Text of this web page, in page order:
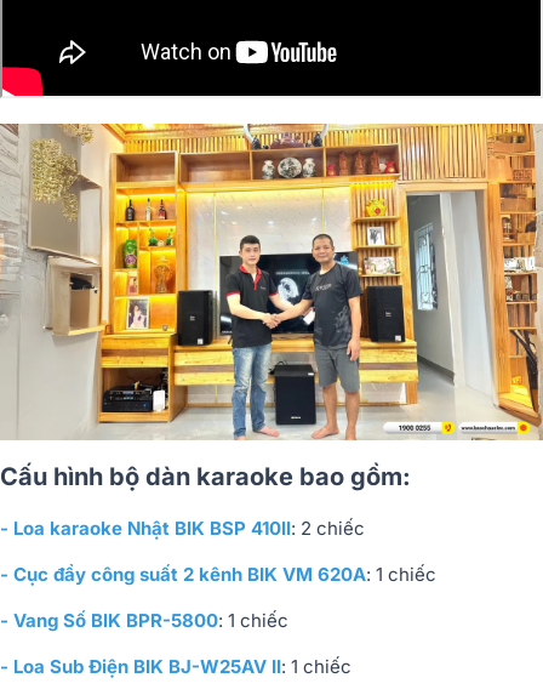
Cấu hình bộ dàn karaoke bao gồm:
- Loa karaoke Nhật BIK BSP 410II: 2 chiếc
- Cục đẩy công suất 2 kênh BIK VM 620A: 1 chiếc
- Vang Số BIK BPR-5800: 1 chiếc
- Loa Sub Điện BIK BJ-W25AV II: 1 chiếc